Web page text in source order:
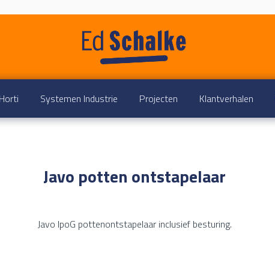
Systemen Industrie Projecten Klantverhalen
Javo potten ontstapelaar
Javo lpoG pottenontstapelaar inclusief besturing.